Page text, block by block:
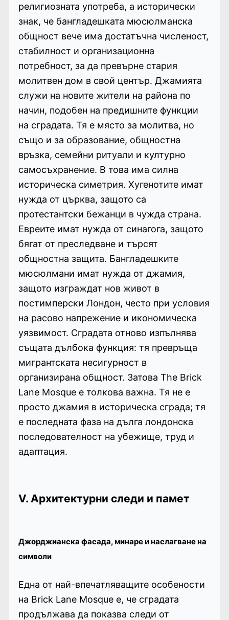
религиозната употреба, а исторически
знак, че бангладешката мюсюлманска
общност вече има достатъчна численост,
стабилност и организационна
потребност, за да превърне стария
молитвен дом в свой център. Джамията
служи на новите жители на района по
начин, подобен на предишните функции
на сградата. Тя е място за молитва, но
също и за образование, общностна
връзка, семейни ритуали и културно
самосъхранение. В това има силна
историческа симетрия. Хугенотите имат
нужда от църква, защото са
протестантски бежанци в чужда страна.
Евреите имат нужда от синагога, защото
бягат от преследване и търсят
общностна защита. Бангладешките
мюсюлмани имат нужда от джамия,
защото изграждат нов живот в
постимперски Лондон, често при условия
на расово напрежение и икономическа
уязвимост. Сградата отново изпълнява
същата дълбока функция: тя превръща
мигрантската несигурност в
организирана общност. Затова The Brick
Lane Mosque е толкова важна. Тя не е
просто джамия в историческа сграда; тя
е последната фаза на дълга лондонска
последователност на убежище, труд и
адаптация.
V. Архитектурни следи и памет
Джорджианска фасада, минаре и наслагване на
символи
Една от най-впечатляващите особености
на Brick Lane Mosque е, че сградата
продължава да показва следи от